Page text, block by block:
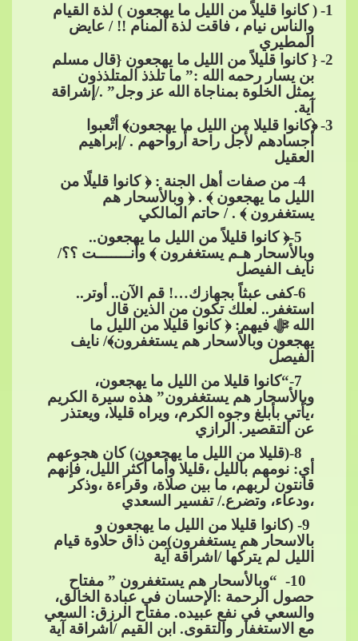
1
-( كانوا قليلاً من الليل ما يهجعون ) لذة القيام
والناس نيام ، فاقت لذة المنام !! / عايض
المطيري
2
-{ كانوا قليلاً من الليل ما يهجعون {قال مسلم
بن يسار رحمه الله :” ما تلذذ المتلذذون
بمثل الخلوة بمناجاة ا لله عز وجل” ./إشراقة
آية.
3
-﴿كانوا قليلا من الليل ما يهجعون﴾ أتْعبوا
أجسادهم لأجل راحة أرواحهم . /إبراهيم
العقيل
​​ 4- من صفات أهل الجنة : ﴿ كانوا قليلًا من
الليل ما يهجعون ﴾ . ﴿ وبالأسحار هم
يستغفرون ﴾ ./ حاتم​​
المالكي
عون..
وبالأسحار هـم يستغفرون ﴾ وأنـــــــت ؟؟/
نايف الفيصل
​​​​ 6-كفى عبثاً بجهازك…! قم الآن.. أوتر..
استغفر.. لعلك تكون من الذين قال
اللهﷻ فيهم: ﴿ كانوا قليلا من الليل ما
يهجعون وبالأسحار هم يستغفرون﴾/ نايف
الفيصل
يهجعون،
وبالأسحار هم يستغفرون” هذه سيرة الكريم
،يأتي بأبلغ وجوه الكرم، ويراه قليلا، ويعتذر
عن التقصير. الرازي
(قليلا من الليل ما يهجعون) كان هجوعهم
أي: نومهم بالليل ،قليلا وأما أكثر الليل، فإنهم
قانتون لربهم، ما بين صلاة، وقراءة ،وذكر
،ودعاء، وتضرع./تفسير السعدي
​​ 9- (كانوا قليلا من الليل ما يهجعون و
بالاسحار هم يستغفرون)من ذاق حلاوة قيام
الليل لم يتركها /اشراقة آية
​​​​ 10- “وبالأسحار هم يستغفرون ” مفتاح
حصول الرحمة :الإحسان في عبادة الخالق،
والسعي في نفع عبيده. مفتاح الرزق: السعي
مع الاستغفار والتقوى. ابن القيم /اشراقة آية